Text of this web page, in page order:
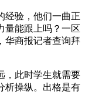
验，他们一曲正
量能跟上吗？一区
华商报记者查询拜
此时学生就需要
析操纵。出格是有